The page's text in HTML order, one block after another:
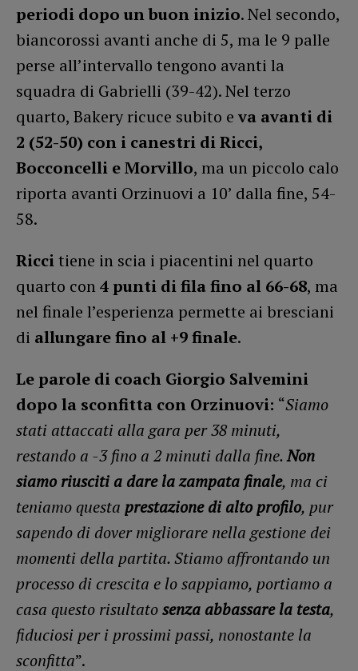
periodi dopo un buon inizio. Nel secondo,
biancorossi avanti anche di 5, ma le 9 palle
perse all’intervallo tengono avanti la
squadra di Gabrielli (39-42). Nel terzo
quarto, Bakery ricuce subito e va avanti di
2 (52-50) con i canestri di Ricci,
Bocconcelli e Morvillo, ma un piccolo calo
riporta avanti Orzinuovi a 10’ dalla fine, 54-
58.
Riccitiene in scia i piacentini nel quarto
quarto con4 punti di fila fino al 66-68, ma
nel finale l’esperienza permette ai bresciani
di allungare fino al +9 finale.
Le parole di coach Giorgio Salvemini
dopo la sconfitta con Orzinuovi: “Siamo
stati attaccati alla gara per 38 minuti,
restando a -3 fino a 2 minuti dalla fine.Non
siamo riusciti a dare la zampata finale, ma ci
teniamo questa prestazione di alto profilo, pur
sapendo di dover migliorare nella gestione dei
momenti della partita. Stiamo affrontando un
processo di crescita e lo sappiamo, portiamo a
casa questo risultatosenza abbassare la testa,
fiduciosi per i prossimi passi, nonostante la
sconfitta”.